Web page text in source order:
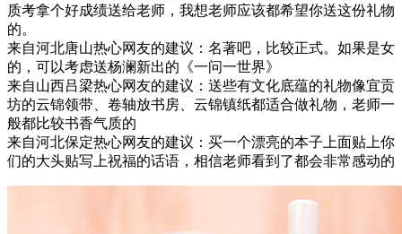
质考拿个好成绩送给老师，我想老师应该都希望你送这份礼物
的。
来自河北唐山热心网友的建议： 名著吧，比较正式。如果是女
的，可以考虑送杨澜新出的《一问一世界》
来自山西吕梁热心网友的建议： 送些有文化底蕴的礼物像宜贡
坊的云锦领带、卷轴放书房、云锦镇纸都适合做礼物，老师一
般都比较书香气质的
来自河北保定热心网友的建议： 买一个漂亮的本子上面贴上你
们的大头贴写上祝福的话语，相信老师看到了都会非常感动的